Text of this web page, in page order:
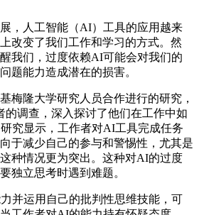
人工智能（AI）工具的应用越来
改变了我们工作和学习的方式。然
我们，过度依赖AI可能会对我们的
题能力造成潜在的损害。
隆大学研究人员合作进行的研究，
的调查，深入探讨了他们在工作中如
究显示，工作者对AI工具完成任务
于减少自己的参与和警惕性，尤其是
种情况更为突出。这种对AI的过度
独立思考时遇到难题。
运用自己的批判性思维技能，可